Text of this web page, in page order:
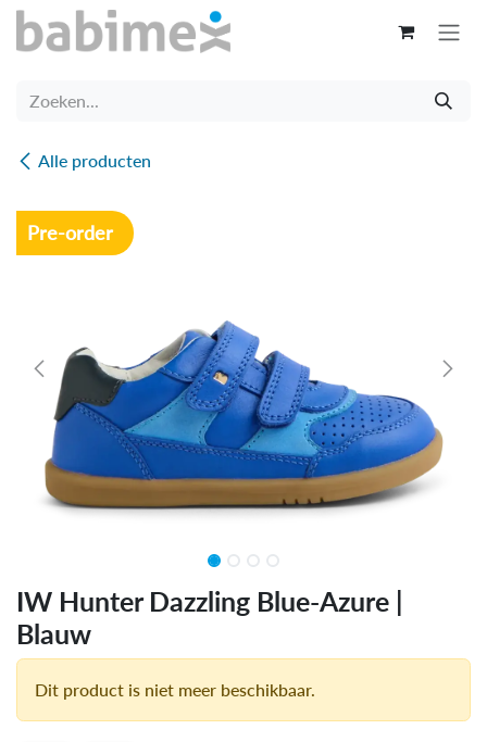
Overslaan naar inhoud
Alle producten
Pre-order
IW Hunter Dazzling Blue-Azure |
Blauw
Dit product is niet meer beschikbaar.